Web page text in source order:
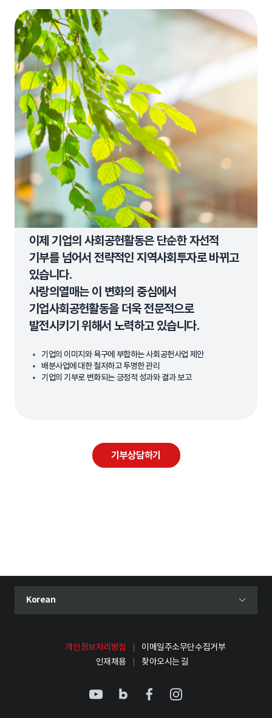
이제 기업의 사회공헌활동은 단순한 자선적
기부를 넘어서 전략적인 지역사회투자로 바뀌고
있습니다.
사랑의열매는 이 변화의 중심에서
기업사회공헌활동을 더욱 전문적으로
발전시키기 위해서 노력하고 있습니다.
기업의 이미지와 욕구에 부합하는 사회공헌사업 제안
배분사업에 대한 철저하고 투명한 관리
기업의 기부로 변화되는 긍정적 성과와 결과 보고
기부상담하기
언어 선택 메뉴 열기
현재 선택된 언어
Korean
개인정보처리방침
이메일주소무단수집거부
인재채용
찾아오시는 길